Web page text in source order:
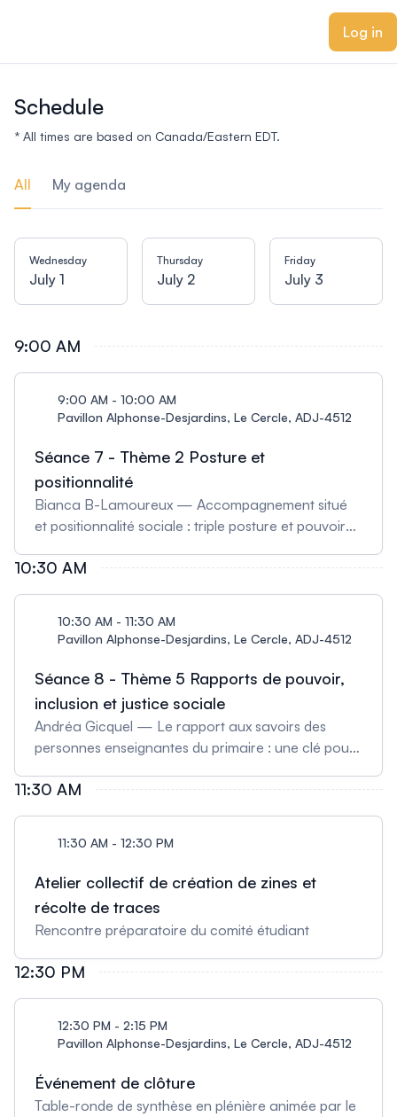
Log in
Schedule
* All times are based on Canada/Eastern EDT.
All My agenda
Wednesday
July 1
Thursday
July 2
Friday
July 3
9:00 AM
9:00 AM - 10:00 AM
Pavillon Alphonse-Desjardins, Le Cercle, ADJ-4512
Séance 7 - Thème 2 Posture et
positionnalité
Bianca B-Lamoureux — Accompagnement situé
et positionnalité sociale : triple posture et pouvoir
Wolfs et Rachel Solomon Tsehaye — Neutralité ?
Engagement ? Acceptions, enjeux et défis pour la
10:30 AM
10:30 AM - 11:30 AM
Pavillon Alphonse-Desjardins, Le Cercle, ADJ-4512
Séance 8 - Thème 5 Rapports de pouvoir,
inclusion et justice sociale
Andréa Gicquel — Le rapport aux savoirs des
personnes enseignantes du primaire : une clé pour
autochtones dans un contexte de réconciliation
Nordin Lazreg, Nadège Bikie Bi Nguema et Saïma
recherche-action participative sur la
11:30 AM
11:30 AM - 12:30 PM
Atelier collectif de création de zines et
récolte de traces
Rencontre préparatoire du comité étudiant
12:30 PM
12:30 PM - 2:15 PM
Pavillon Alphonse-Desjardins, Le Cercle, ADJ-4512
Événement de clôture
Table-ronde de synthèse en plénière animée par le